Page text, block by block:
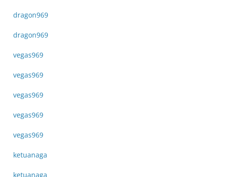
dragon969
dragon969
vegas969
vegas969
vegas969
vegas969
vegas969
ketuanaga
ketuanaga